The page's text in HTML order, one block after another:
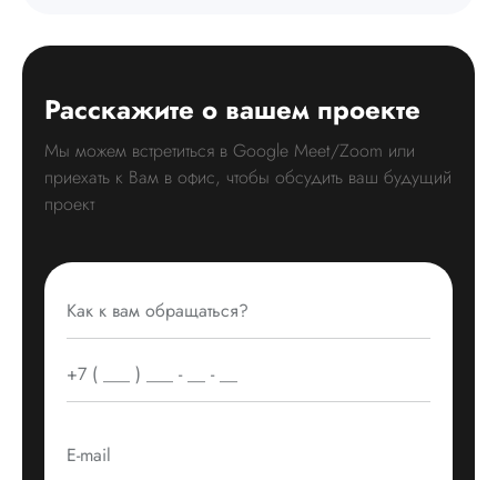
Расскажите о вашем проекте
Мы можем встретиться в Google Meet/Zoom или
приехать к Вам в офис, чтобы обсудить ваш будущий
проект